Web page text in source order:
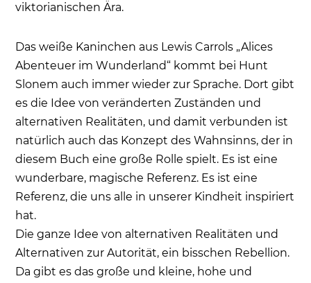
viktorianischen Ära.
Das weiße Kaninchen aus Lewis Carrols „Alices
Abenteuer im Wunderland“ kommt bei Hunt
Slonem auch immer wieder zur Sprache. Dort gibt
es die Idee von veränderten Zuständen und
alternativen Realitäten, und damit verbunden ist
natürlich auch das Konzept des Wahnsinns, der in
diesem Buch eine große Rolle spielt. Es ist eine
wunderbare, magische Referenz. Es ist eine
Referenz, die uns alle in unserer Kindheit inspiriert
hat.
Die ganze Idee von alternativen Realitäten und
Alternativen zur Autorität, ein bisschen Rebellion.
Da gibt es das große und kleine, hohe und